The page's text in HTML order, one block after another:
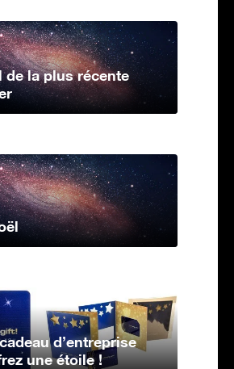
de la plus récente
d’entreprise
une étoile !